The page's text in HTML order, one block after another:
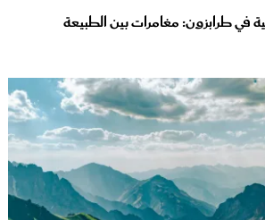
في طرابزون: مغامرات بين الطبيعة